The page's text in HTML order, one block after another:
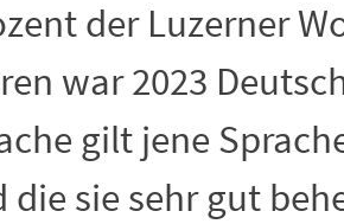
der Luzerner
war 2023
gilt jene
die sie sehr gut